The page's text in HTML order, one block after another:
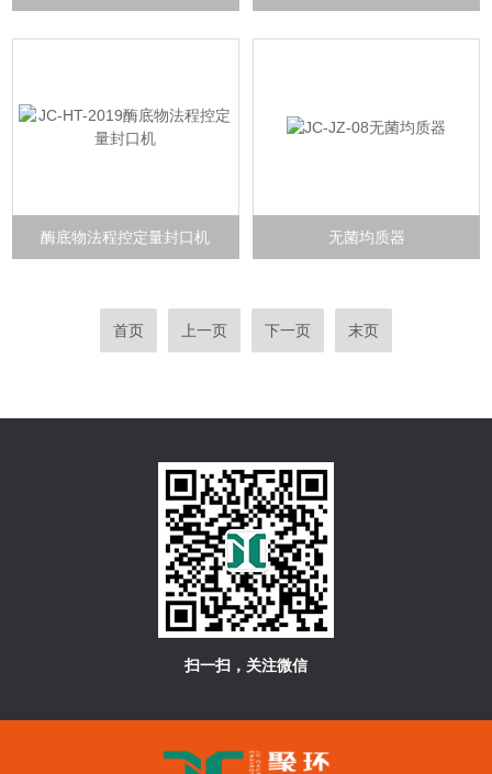
酶底物法程控定量封口机 无菌均质器
首页 上一页 下一页 末页
扫一扫，关注微信